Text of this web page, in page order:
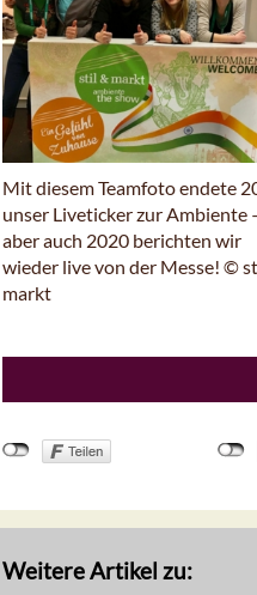
Mit diesem Teamfoto endete
unser Liveticker zur Ambiente
aber auch 2020 berichten wir
wieder live von der Messe! ©
markt
Weitere Artikel zu: